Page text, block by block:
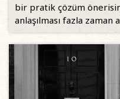
bir pratik çözüm
anlaşılması fazla zaman